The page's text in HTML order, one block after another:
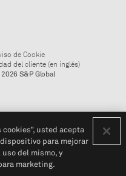
de Cookie
del cliente (en inglés)
S&P Global
usted acepta
para mejorar
del mismo, y
marketing.